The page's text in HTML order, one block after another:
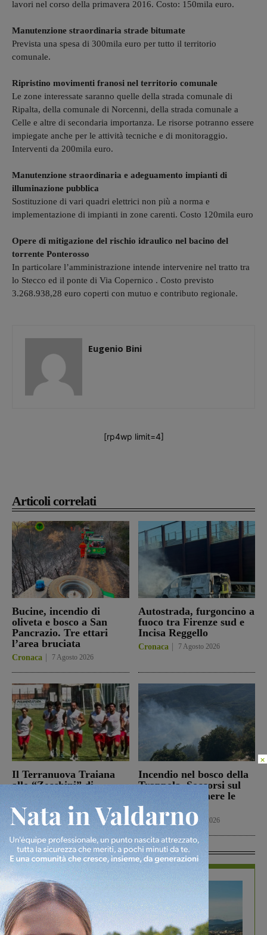
Articoli correlati
Bucine, incendio di
oliveta e bosco a San
Pancrazio. Tre ettari
l’area bruciata
Cronaca 7 Agosto 2026
Autostrada, furgoncino a
fuoco tra Firenze sud e
Incisa Reggello
Cronaca 7 Agosto 2026
Il Terranuova Traiana
allo “Zecchini” di
amichevole
Calcio 7 Agosto 2026
Incendio nel bosco della
Trappola. Soccorsi sul
posto per spegnere le
fiamme
Cronaca 7 Agosto 2026
In Vetrina
lavori nel corso della primavera 2016. Costo: 150mila euro.
Manutenzione straordinaria strade bitumate
Prevista una spesa di 300mila euro per tutto il territorio
comunale.
Ripristino movimenti franosi nel territorio comunale
Le zone interessate saranno quelle della strada comunale di
Ripalta, della comunale di Norcenni, della strada comunale a
Celle e altre di secondaria importanza. Le risorse potranno essere
impiegate anche per le attività tecniche e di monitoraggio.
Interventi da 200mila euro.
Manutenzione straordinaria e adeguamento impianti di
illuminazione pubblica
Sostituzione di vari quadri elettrici non più a norma e
implementazione di impianti in zone carenti. Costo 120mila euro
Opere di mitigazione del rischio idraulico nel bacino del
torrente Ponterosso
In particolare l’amministrazione intende intervenire nel tratto tra
lo Stecco ed il ponte di Via Copernico . Costo previsto
3.268.938,28 euro coperti con mutuo e contributo regionale.
Eugenio Bini
[rp4wp limit=4]
×